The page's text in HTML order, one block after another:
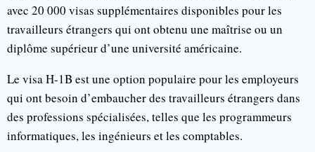
avec 20 000 visas supplémentaires disponibles pour les
travailleurs étrangers qui ont obtenu une maîtrise ou un
diplôme supérieur d’une université américaine.
Le visa H-1B est une option populaire pour les employeurs
qui ont besoin d’embaucher des travailleurs étrangers dans
des professions spécialisées, telles que les programmeurs
informatiques, les ingénieurs et les comptables.